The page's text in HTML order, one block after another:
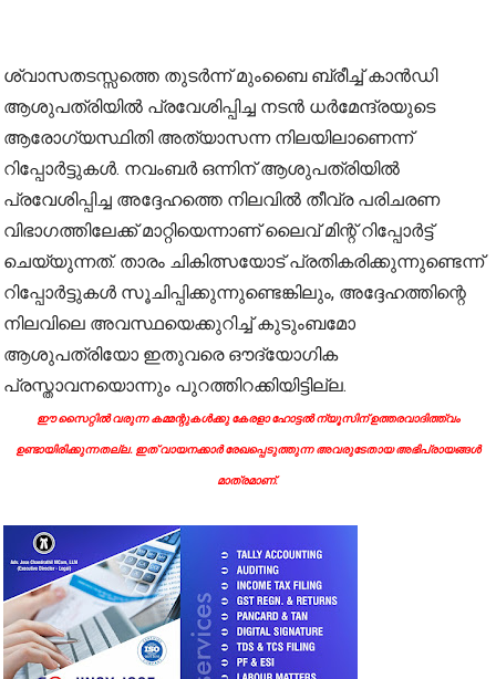
ശ്വാസതടസ്സത്തെ തുടർന്ന് മുംബൈ ബ്രീച്ച് കാൻഡി
ആശുപത്രിയിൽ പ്രവേശിപ്പിച്ച നടൻ ധർമേന്ദ്രയുടെ
ആരോഗ്യസ്ഥിതി അത്യാസന്ന നിലയിലാണെന്ന്
റിപ്പോർട്ടുകൾ. നവംബർ ഒന്നിന് ആശുപത്രിയിൽ
പ്രവേശിപ്പിച്ച അദ്ദേഹത്തെ നിലവിൽ തീവ്ര പരിചരണ
വിഭാഗത്തിലേക്ക് മാറ്റിയെന്നാണ് ലൈവ് മിന്റ് റിപ്പോർട്ട്
ചെയ്യുന്നത്. താരം ചികിത്സയോട് പ്രതികരിക്കുന്നുണ്ടെന്ന്
റിപ്പോർട്ടുകൾ സൂചിപ്പിക്കുന്നുണ്ടെങ്കിലും, അദ്ദേഹത്തിന്റെ
നിലവിലെ അവസ്ഥയെക്കുറിച്ച് കുടുംബമോ
ആശുപത്രിയോ ഇതുവരെ ഔദ്യോഗിക
പ്രസ്താവനയൊന്നും പുറത്തിറക്കിയിട്ടില്ല.
ഈ സൈറ്റിൽ വരുന്ന കമ്മന്റുകൾക്കു കേരളാ ഹോട്ടൽ ന്യൂസിന് ഉത്തരവാദിത്ത്വം
ഉണ്ടായിരിക്കുന്നതല്ല. ഇത് വായനക്കാർ രേഖപ്പെടുത്തുന്ന അവരുടേതായ അഭിപ്രായങ്ങൾ
മാത്രമാണ്.